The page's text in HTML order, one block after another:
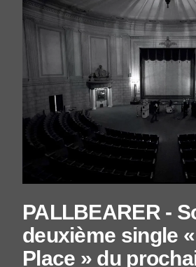
PALLBEARER -
deuxième single
Place » du